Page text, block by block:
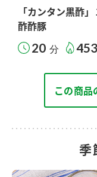
「カンタン黒酢
酢酢豚
20 分 453
この商品
季